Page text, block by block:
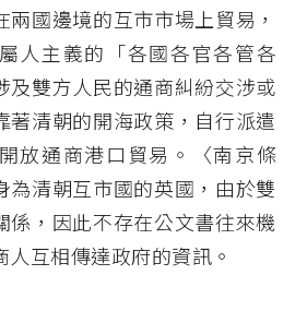
國邊境的互市市場上貿易，
人主義的「各國各官各管各
及雙方人民的通商糾紛交涉或
著清朝的開海政策，自行派遣
放通商港口貿易。〈南京條
為清朝互市國的英國，由於雙
係，因此不存在公文書往來機
互相傳達政府的資訊。